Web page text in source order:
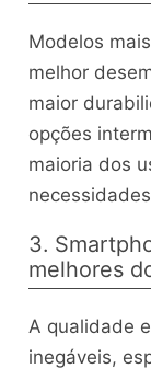
Modelos
melhor
maior
opções
maioria dos
3.
melhores
A qualidade
inegáveis,